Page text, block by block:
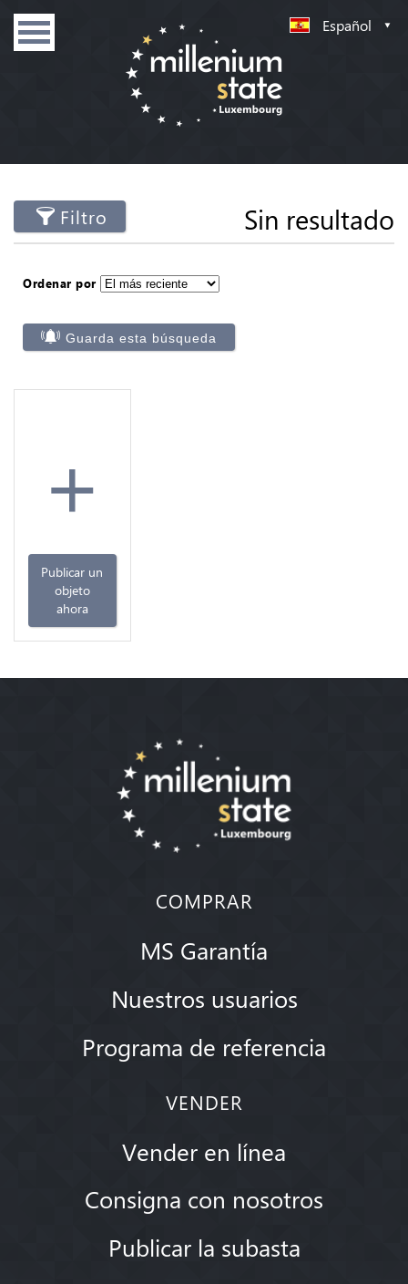
Español
Filtro Sin resultado
Ordenar por
Guarda esta búsqueda
+
Publicar un
objeto
ahora
COMPRAR
MS Garantía
Nuestros usuarios
Programa de referencia
VENDER
Vender en línea
Consigna con nosotros
Publicar la subasta